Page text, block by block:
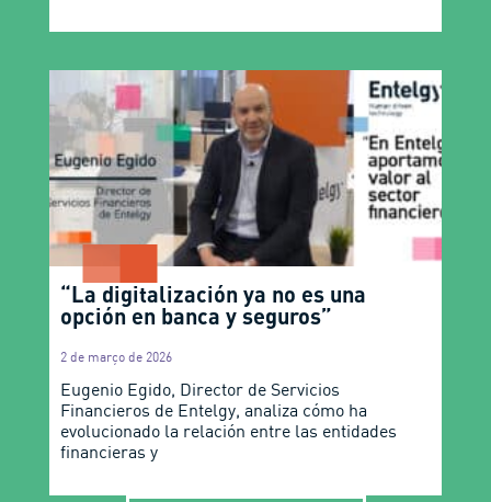
“La digitalización ya no es una
opción en banca y seguros”
2 de março de 2026
Eugenio Egido, Director de Servicios
Financieros de Entelgy, analiza cómo ha
evolucionado la relación entre las entidades
financieras y